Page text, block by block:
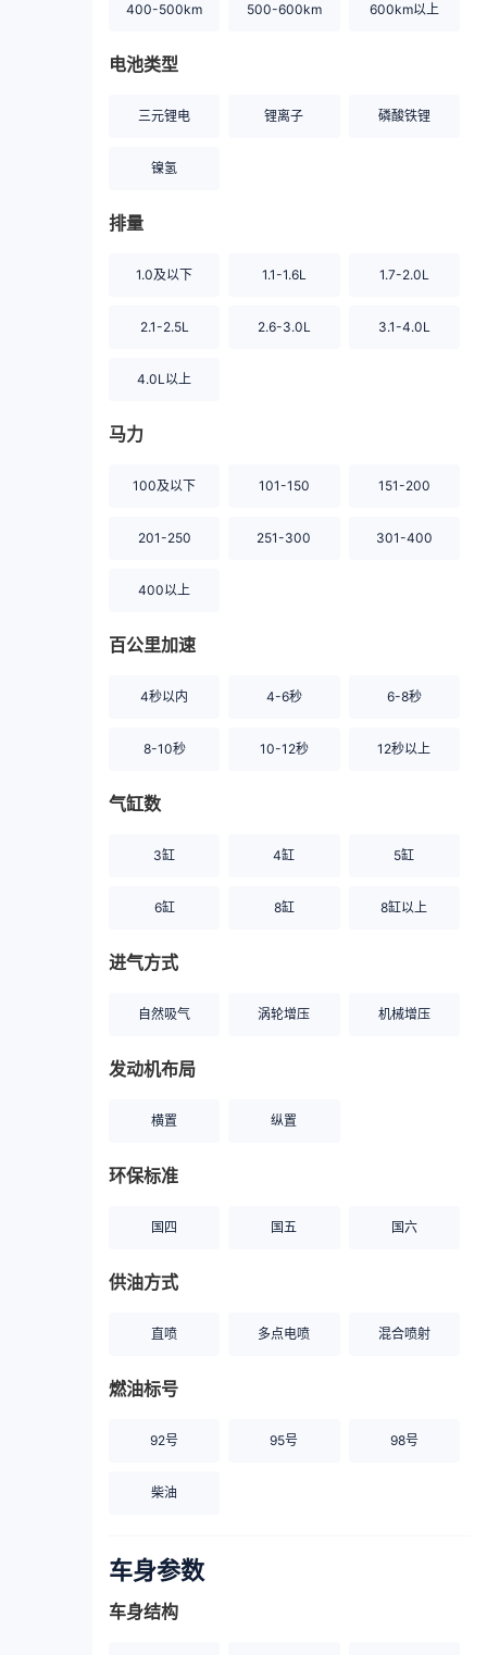
400-500km 500-600km 600km以上
电池类型
三元锂电 锂离子 磷酸铁锂
镍氢
排量
1.0及以下 1.1-1.6L 1.7-2.0L
2.1-2.5L 2.6-3.0L 3.1-4.0L
4.0L以上
马力
100及以下 101-150 151-200
201-250 251-300 301-400
400以上
百公里加速
4秒以内 4-6秒 6-8秒
8-10秒 10-12秒 12秒以上
气缸数
3缸 4缸 5缸
6缸 8缸 8缸以上
进气方式
自然吸气 涡轮增压 机械增压
发动机布局
横置 纵置
环保标准
国四 国五 国六
供油方式
直喷 多点电喷 混合喷射
燃油标号
92号 95号 98号
柴油
车身参数
车身结构